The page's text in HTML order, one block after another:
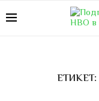
ЕТИКЕТ: